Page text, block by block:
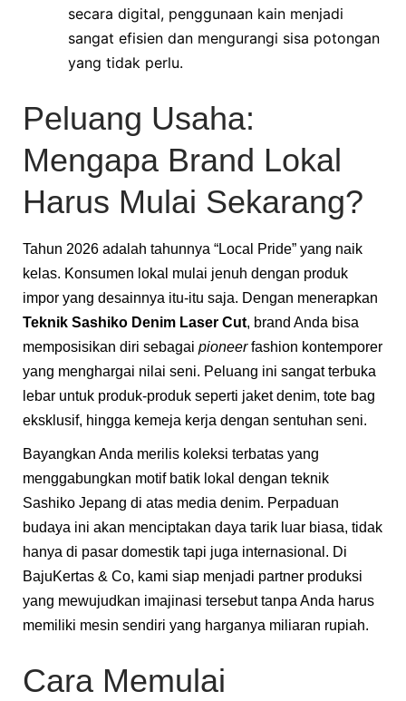
secara digital, penggunaan kain menjadi
sangat efisien dan mengurangi sisa potongan
yang tidak perlu.
Peluang Usaha:
Mengapa Brand Lokal
Harus Mulai Sekarang?
Tahun 2026 adalah tahunnya “Local Pride” yang naik
kelas. Konsumen lokal mulai jenuh dengan produk
impor yang desainnya itu-itu saja. Dengan menerapkan
Teknik Sashiko Denim Laser Cut, brand Anda bisa
memposisikan diri sebagai pioneerfashion kontemporer
yang menghargai nilai seni. Peluang ini sangat terbuka
lebar untuk produk-produk seperti jaket denim, tote bag
eksklusif, hingga kemeja kerja dengan sentuhan seni.
Bayangkan Anda merilis koleksi terbatas yang
menggabungkan motif batik lokal dengan teknik
Sashiko Jepang di atas media denim. Perpaduan
budaya ini akan menciptakan daya tarik luar biasa, tidak
hanya di pasar domestik tapi juga internasional. Di
BajuKertas & Co, kami siap menjadi partner produksi
yang mewujudkan imajinasi tersebut tanpa Anda harus
memiliki mesin sendiri yang harganya miliaran rupiah.
Cara Memulai